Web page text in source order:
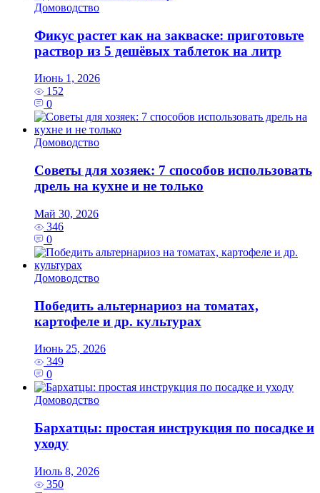
Домоводство
Фикус растет как на закваске: приготовьте
раствор из 5 дешёвых таблеток на литр
Июнь 1, 2026
152
0
Домоводство
Советы для хозяек: 7 способов использовать
дрель на кухне и не только
Май 30, 2026
346
0
Домоводство
Победить альтернариоз на томатах,
картофеле и др. культурах
Июнь 25, 2026
349
0
Домоводство
Бархатцы: простая инструкция по посадке и
уходу
Июль 8, 2026
350